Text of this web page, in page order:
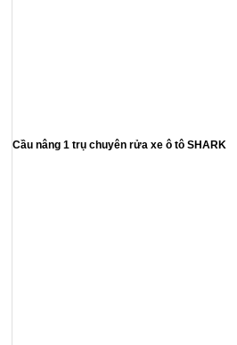
Cầu nâng 1 trụ chuyên rửa xe ô tô SHARK